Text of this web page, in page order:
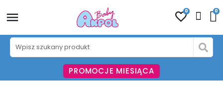
0 0
PROMOCJE MIESIĄCA